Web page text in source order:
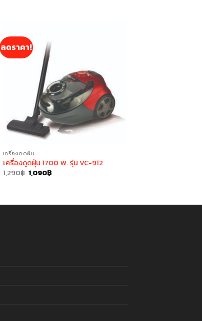
ลดราคา!
เครื่องดูดฝุ่น
เครื่องดูดฝุ่น 1700 W. รุ่น VC-912
1,290฿ Original
price
1,090฿Current